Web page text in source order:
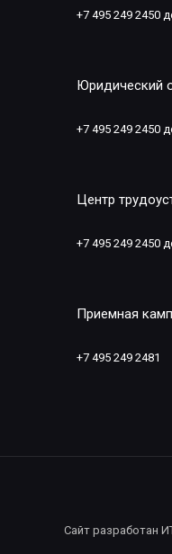
+7 495 249 2450
Юридический
+7 495 249 2450
Центр
+7 495 249 2450
Приемная
+7 495 249 2481
Сайт разработан